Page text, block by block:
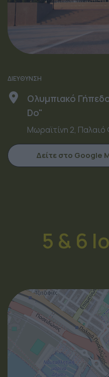
ΔΙΕΥΘΥΝΣΗ
Ολυμπιακό
Do"
Μωραϊτίνη 2, Παλαιό
Δείτε στο Google
5 & 6